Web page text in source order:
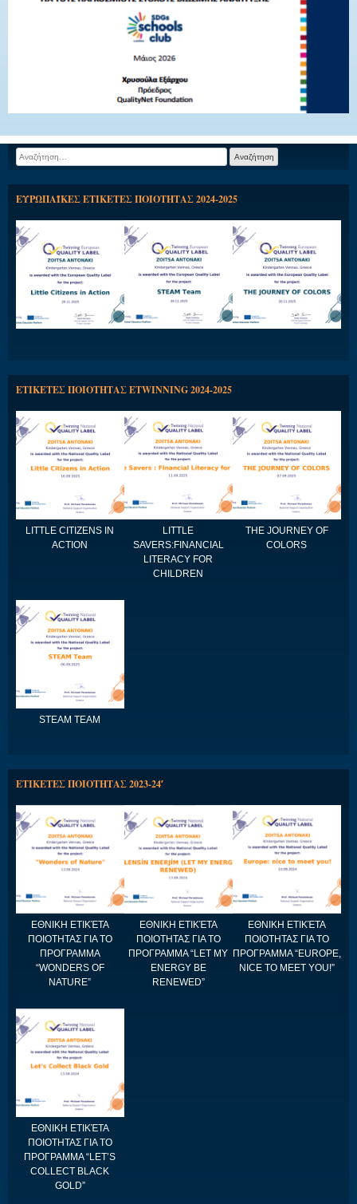
Αναζήτηση
για:
ΕΥΡΩΠΑΪΚΕΣ ΕΤΙΚΕΤΕΣ ΠΟΙΟΤΗΤΑΣ 2024-2025
ΕΤΙΚΕΤΕΣ ΠΟΙΟΤΗΤΑΣ ETWINNING 2024-2025
LITTLE CITIZENS IN
ACTION
LITTLE
SAVERS:FINANCIAL
LITERACY FOR
CHILDREN
THE JOURNEY OF
COLORS
STEAM TEAM
ΕΤΙΚΕΤΕΣ ΠΟΙΟΤΗΤΑΣ 2023-24′
ΕΘΝΙΚΗ ΕΤΙΚΈΤΑ
ΠΟΙΟΤΗΤΑΣ ΓΙΑ ΤΟ
ΠΡΟΓΡΑΜΜΑ
“WONDERS OF
NATURE”
ΕΘΝΙΚΗ ΕΤΙΚΈΤΑ
ΠΟΙΟΤΗΤΑΣ ΓΙΑ ΤΟ
ΠΡΟΓΡΑΜΜΑ “LET MY
ENERGY BE
RENEWED”
ΕΘΝΙΚΗ ΕΤΙΚΈΤΑ
ΠΟΙΟΤΗΤΑΣ ΓΙΑ ΤΟ
ΠΡΟΓΡΑΜΜΑ “EUROPE,
NICE TO MEET YOU!”
ΕΘΝΙΚΗ ΕΤΙΚΈΤΑ
ΠΟΙΟΤΗΤΑΣ ΓΙΑ ΤΟ
ΠΡΟΓΡΑΜΜΑ “LET’S
COLLECT BLACK
GOLD”